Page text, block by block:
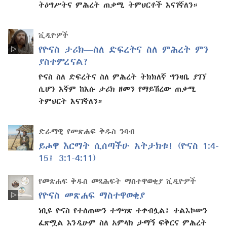
ትዕግሥትና ምሕረት ጠቃሚ ትምህርቶች እናገኛለን።
ቪዲዮዎች
የዮናስ ታሪክ—ስለ ድፍረትና ስለ ምሕረት ምን
ያስተምረናል?
ዮናስ ስለ ድፍረትና ስለ ምሕረት ትክክለኛ ግንዛቤ ያገኘ
ሲሆን እኛም ከእሱ ታሪክ ዘመን የማይሽረው ጠቃሚ
ትምህርት እናገኛለን።
ድራማዊ የመጽሐፍ ቅዱስ ንባብ
ይሖዋ እርማት ሲሰጣችሁ አትታክቱ! (ዮናስ 1:4-
15፤ 3:1-4:11)
የመጽሐፍ ቅዱስ መጻሕፍት ማስተዋወቂያ ቪዲዮዎች
የዮናስ መጽሐፍ ማስተዋወቂያ
ነቢዩ ዮናስ የተሰጠውን ተግሣጽ ተቀብሏል፤ ተልእኮውን
ፈጽሟል እንዲሁም ስለ አምላክ ታማኝ ፍቅርና ምሕረት